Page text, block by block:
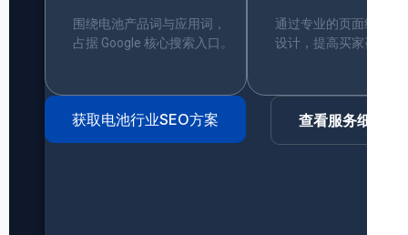
围绕电池产品词与应用词，
占据 Google 核心搜索入口。
通过专业的页面结构与
设计，提高买家咨询意
获取电池行业SEO方案 查看服务细节